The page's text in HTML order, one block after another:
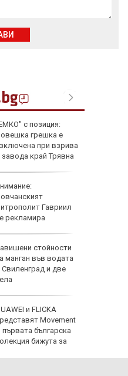
с позиция:
грешка е
при взрива
завода край Трявна
Гавриил
рекламира
стойности
манган във водата
Свиленград и две
и FLICKA
Movement
първата българска
бижута за